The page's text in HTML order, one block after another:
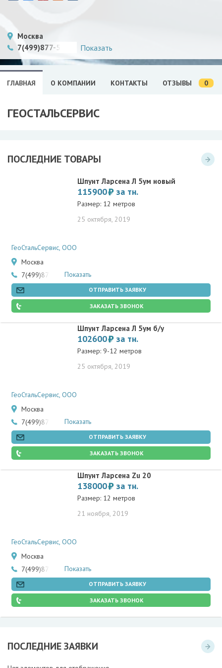
Москва
7(499)877-58-36
Показать
ГЛАВНАЯ О КОМПАНИИ КОНТАКТЫ ОТЗЫВЫ 0
ГЕОСТАЛЬСЕРВИС
ПОСЛЕДНИЕ ТОВАРЫ
Шпунт Ларсена Л 5ум новый
115900 за тн.
Размер: 12 метров
25 октября, 2019
ГеоСтальСервис, ООО
Москва
7(499)877-58-36Показать
ОТПРАВИТЬ ЗАЯВКУ
ЗАКАЗАТЬ ЗВОНОК
Шпунт Ларсена Л 5ум б/у
102600 за тн.
Размер: 9-12 метров
25 октября, 2019
ГеоСтальСервис, ООО
Москва
7(499)877-58-36Показать
ОТПРАВИТЬ ЗАЯВКУ
ЗАКАЗАТЬ ЗВОНОК
Шпунт Ларсена Zu 20
138000 за тн.
Размер: 12 метров
21 ноября, 2019
ГеоСтальСервис, ООО
Москва
7(499)877-58-36Показать
ОТПРАВИТЬ ЗАЯВКУ
ЗАКАЗАТЬ ЗВОНОК
ПОСЛЕДНИЕ ЗАЯВКИ